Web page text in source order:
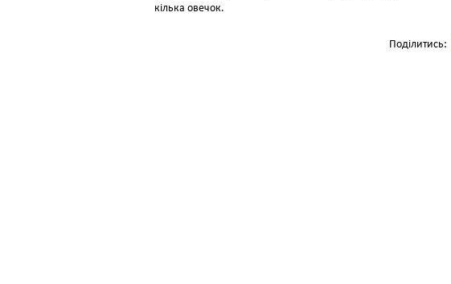
кілька овечок.
Поділитись: